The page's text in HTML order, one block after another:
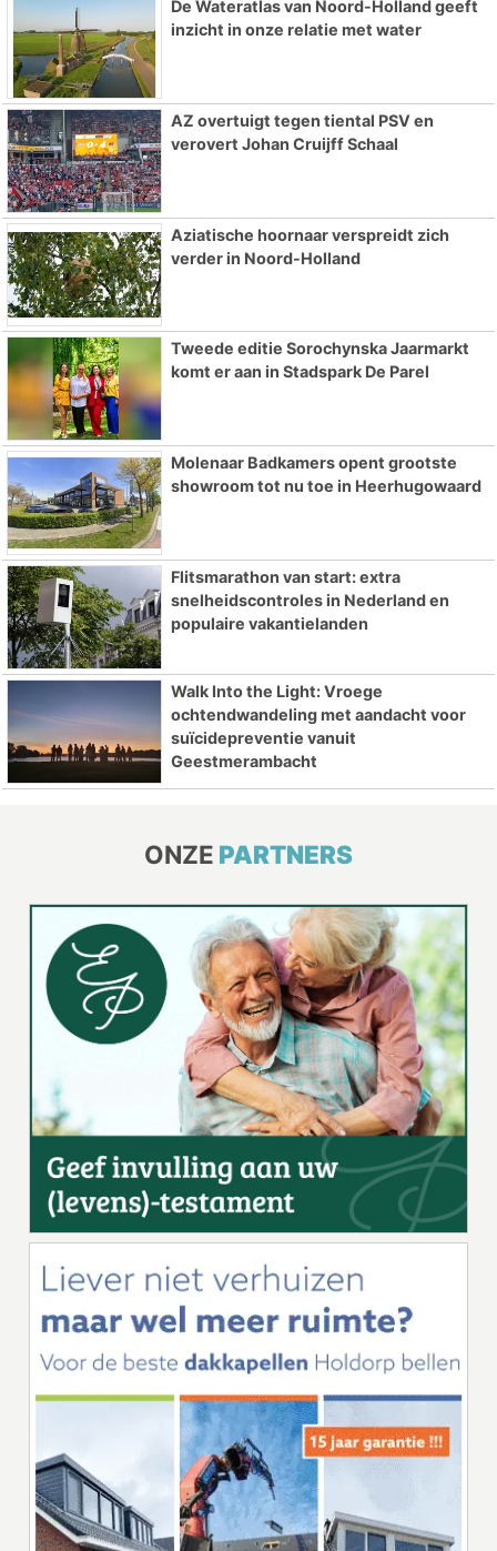
De Wateratlas van Noord-Holland geeft
inzicht in onze relatie met water
AZ overtuigt tegen tiental PSV en
verovert Johan Cruijff Schaal
Aziatische hoornaar verspreidt zich
verder in Noord-Holland
Tweede editie Sorochynska Jaarmarkt
komt er aan in Stadspark De Parel
Molenaar Badkamers opent grootste
showroom tot nu toe in Heerhugowaard
Flitsmarathon van start: extra
snelheidscontroles in Nederland en
populaire vakantielanden
Walk Into the Light: Vroege
ochtendwandeling met aandacht voor
suïcidepreventie vanuit
Geestmerambacht
ONZE PARTNERS